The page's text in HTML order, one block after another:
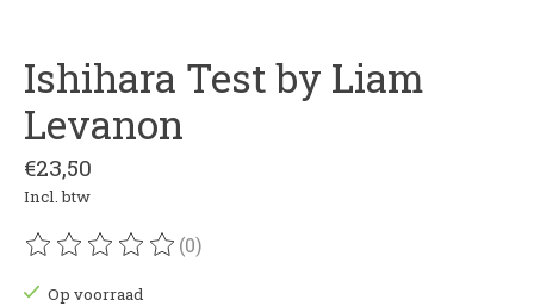
Ishihara Test by Liam
Levanon
€23,50
Incl. btw
De beoordeling van dit product is
(0)
Op voorraad